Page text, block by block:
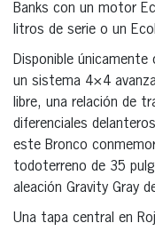
Banks con un motor
litros de serie o un
Disponible
un sistema 4×4
libre, una relación de
diferenciales
este Bronco
todoterreno de 35
aleación Gravity Gray
Una tapa central en